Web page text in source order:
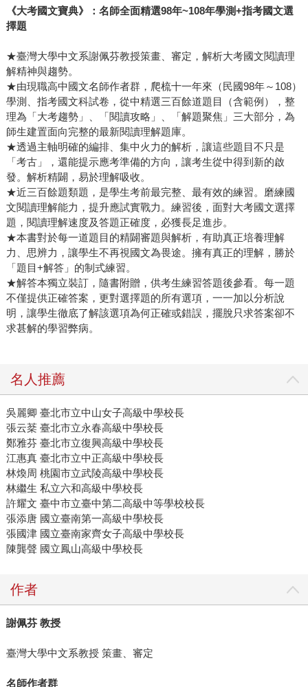
《大考國文寶典》：名師全面精選98年~108年學測+指考國文選
擇題
★臺灣大學中文系謝佩芬教授策畫、審定，解析大考國文閱讀理
解精神與趨勢。
★由現職高中國文名師作者群，爬梳十一年來（民國98年～108）
學測、指考國文科試卷，從中精選三百餘道題目（含範例），整
理為「大考趨勢」、「閱讀攻略」、「解題聚焦」三大部分，為
師生建置面向完整的最新閱讀理解題庫。
★透過主軸明確的編排、集中火力的解析，讓這些題目不只是
「考古」，還能提示應考準備的方向，讓考生從中得到新的啟
發。解析精闢，易於理解吸收。
★近三百餘題類題，是學生考前最完整、最有效的練習。磨練國
文閱讀理解能力，提升應試實戰力。練習後，面對大考國文選擇
題，閱讀理解速度及答題正確度，必獲長足進步。
★本書對於每一道題目的精闢審題與解析，有助真正培養理解
力、思辨力，讓學生不再視國文為畏途。擁有真正的理解，勝於
「題目+解答」的制式練習。
★解答本獨立裝訂，隨書附贈，供考生練習答題後參看。每一題
不僅提供正確答案，更對選擇題的所有選項，一一加以分析說
明，讓學生徹底了解該選項為何正確或錯誤，擺脫只求答案卻不
求甚解的學習弊病。
名人推薦
吳麗卿 臺北市立中山女子高級中學校長
張云棻 臺北市立永春高級中學校長
鄭雅芬 臺北市立復興高級中學校長
江惠真 臺北市立中正高級中學校長
林煥周 桃園市立武陵高級中學校長
林繼生 私立六和高級中學校長
許耀文 臺中市立臺中第二高級中等學校校長
張添唐 國立臺南第一高級中學校長
張國津 國立臺南家齊女子高級中學校長
陳龔聲 國立鳳山高級中學校長
作者
謝佩芬 教授
臺灣大學中文系教授 策畫、審定
名師作者群